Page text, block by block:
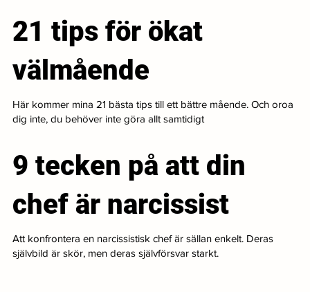
21 tips för ökat
välmående
Här kommer mina 21 bästa tips till ett bättre mående. Och oroa
dig inte, du behöver inte göra allt samtidigt
9 tecken på att din
chef är narcissist
Att konfrontera en narcissistisk chef är sällan enkelt. Deras
självbild är skör, men deras självförsvar starkt.